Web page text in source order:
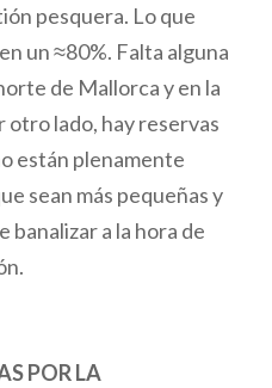
pesquera. Lo que
un ≈80%. Falta alguna
de Mallorca y en la
otro lado, hay reservas
están plenamente
sean más pequeñas y
banalizar a la hora de
POR LA